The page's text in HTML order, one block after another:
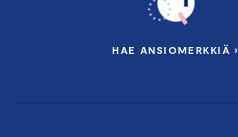
HAE ANSIOMERKKIÄ ›